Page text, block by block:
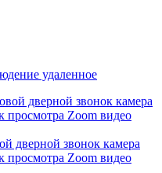
дверной звонок камера
просмотра Zoom видео